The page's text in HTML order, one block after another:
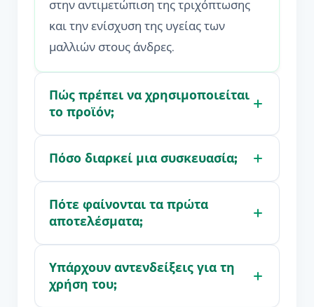
στην αντιμετώπιση της τριχόπτωσης
και την ενίσχυση της υγείας των
μαλλιών στους άνδρες.
Πώς πρέπει να χρησιμοποιείται
το προϊόν;
Πόσο διαρκεί μια συσκευασία;
Πότε φαίνονται τα πρώτα
αποτελέσματα;
Υπάρχουν αντενδείξεις για τη
χρήση του;